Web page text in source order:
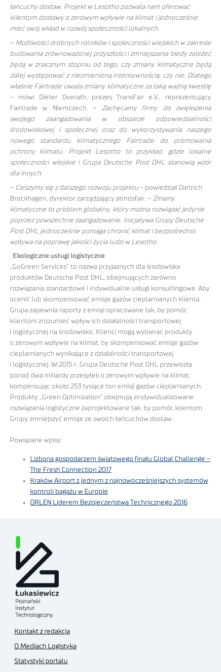
łańcuchy dostaw. Projekt w Lesotho pozwala nam oferować
klientom dostawy o zerowym wpływie na klimat i jednocześnie
mieć swój wkład w rozwój społeczności lokalnych.
– Możliwości drobnych rolników i społeczności wiejskich w zakresie
budowania zrównoważonej przyszłości i zmniejszania biedy zależeć
będą w znacznym stopniu od tego, czy zmiany klimatyczne będą
dalej występować z niezmienioną intensywnością, czy nie. Dlatego
właśnie Fairtrade uważa zmiany klimatyczne za taką ważną kwestię
– mówi Dieter Overath, prezes TransFair e.V., reprezentujący
Fairtrade w Niemczech. – Zachęcamy firmy do zwiększenia
swojego zaangażowania w obszarze odpowiedzialności
środowiskowej i społecznej oraz do wykorzystywania naszego
nowego standardu klimatycznego Fairtrade do promowania
ochrony klimatu. Projekt Lesotho to przykład, gdzie lokalne
społeczności wiejskie i Grupa Deutsche Post DHL stanowią wzór
dla innych.
– Cieszymy się z dalszego rozwoju projektu– powiedział Dietrich
Brockhagen, dyrektor zarządzający atmosfair. – Zmiany
klimatyczne to problem globalny, który można rozwiązać jedynie
poprzez powszechne zaangażowanie. Inicjatywa Grupy Deutsche
Post DHL jednocześnie pomaga chronić klimat i bezpośrednio
wpływa na poprawę jakości życia ludzi w Lesotho.
Ekologiczne usługi logistyczne
„GoGreen Services” to nazwa przyjaznych dla środowiska
produktów Deutsche Post DHL, obejmujących zarówno
rozwiązania standardowe i indywidualne usługi konsultingowe. Aby
ocenić lub skompensować emisje gazów cieplarnianych klienta,
Grupa zapewnia raporty z emisji opracowane tak, by pomóc
klientom zrozumieć wpływ ich działalności transportowej
i logistycznej na środowisko. Klienci mogą wybierać produkty
o zerowym wpływie na klimat, by skompensować emisje gazów
cieplarnianych wynikające z działalności transportowej
i logistycznej. W 2015 r. Grupa Deutsche Post DHL przewiozła
ponad dwa miliardy przesyłek o zerowym wpływie na klimat,
kompensując około 253 tysiące ton emisji gazów cieplarnianych.
Produkty „Green Optimization” obejmują zindywidualizowane
rozwiązania logistyczne zaprojektowane tak, by pomóc klientom
Grupy zmniejszyć emisje ze swoich łańcuchów dostaw.
Powiązane wpisy:
Lizbona gospodarzem światowego finału Global Challenge –
The Fresh Connection 2017
Kraków Airport z jednym z najnowocześniejszych systemów
kontroli bagażu w Europie
ORLEN Liderem Bezpieczeństwa Technicznego 2016
Kontakt z redakcją
O Mediach Logistyka
Statystyki portalu